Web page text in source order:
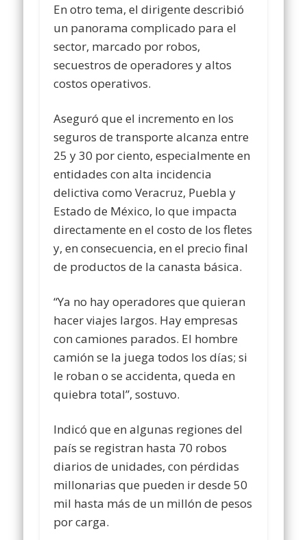
En otro tema, el dirigente describió
un panorama complicado para el
sector, marcado por robos,
secuestros de operadores y altos
costos operativos.
Aseguró que el incremento en los
seguros de transporte alcanza entre
25 y 30 por ciento, especialmente en
entidades con alta incidencia
delictiva como Veracruz, Puebla y
Estado de México, lo que impacta
directamente en el costo de los fletes
y, en consecuencia, en el precio final
de productos de la canasta básica.
“Ya no hay operadores que quieran
hacer viajes largos. Hay empresas
con camiones parados. El hombre
camión se la juega todos los días; si
le roban o se accidenta, queda en
quiebra total”, sostuvo.
Indicó que en algunas regiones del
país se registran hasta 70 robos
diarios de unidades, con pérdidas
millonarias que pueden ir desde 50
mil hasta más de un millón de pesos
por carga.